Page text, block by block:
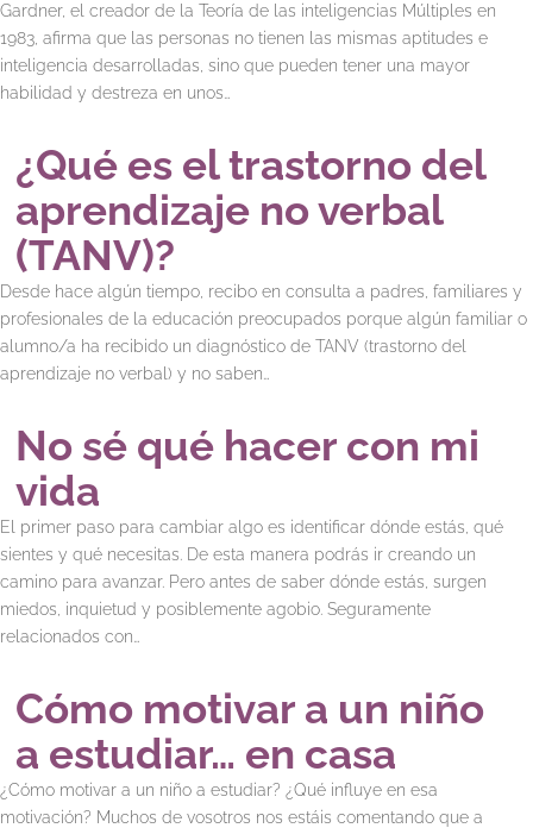
Gardner, el creador de la Teoría de las inteligencias Múltiples en
1983, afirma que las personas no tienen las mismas aptitudes e
inteligencia desarrolladas, sino que pueden tener una mayor
habilidad y destreza en unos…
¿Qué es el trastorno del
aprendizaje no verbal
(TANV)?
Desde hace algún tiempo, recibo en consulta a padres, familiares y
profesionales de la educación preocupados porque algún familiar o
alumno/a ha recibido un diagnóstico de TANV (trastorno del
aprendizaje no verbal) y no saben…
No sé qué hacer con mi
vida
El primer paso para cambiar algo es identificar dónde estás, qué
sientes y qué necesitas. De esta manera podrás ir creando un
camino para avanzar. Pero antes de saber dónde estás, surgen
miedos, inquietud y posiblemente agobio. Seguramente
relacionados con…
Cómo motivar a un niño
a estudiar… en casa
¿Cómo motivar a un niño a estudiar? ¿Qué influye en esa
motivación? Muchos de vosotros nos estáis comentando que a